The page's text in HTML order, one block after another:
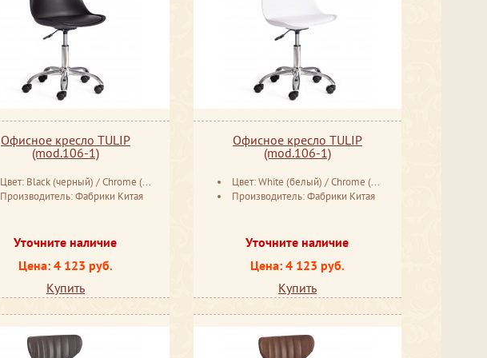
Офисное кресло TULIP
(mod.106-1)
Цвет: Black (черный) / Chrome (хром)
Производитель: Фабрики Китая
Уточните наличие
Цена: 4 123 руб.
Купить
Офисное кресло TULIP
(mod.106-1)
Цвет: White (белый) / Chrome (хром)
Производитель: Фабрики Китая
Уточните наличие
Цена: 4 123 руб.
Купить